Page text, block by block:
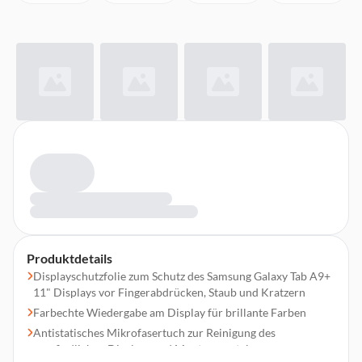
Produktdetails
Displayschutzfolie zum Schutz des Samsung Galaxy Tab A9+
11" Displays vor Fingerabdrücken, Staub und Kratzern
Farbechte Wiedergabe am Display für brillante Farben
Antistatisches Mikrofasertuch zur Reinigung des
empfindlichen Displays und Montagespatel